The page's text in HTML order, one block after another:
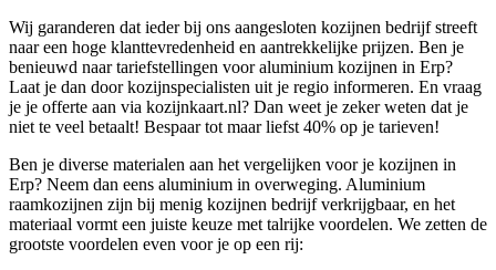
Wij garanderen dat ieder bij ons aangesloten kozijnen bedrijf streeft
naar een hoge klanttevredenheid en aantrekkelijke prijzen. Ben je
benieuwd naar tariefstellingen voor aluminium kozijnen in Erp?
Laat je dan door kozijnspecialisten uit je regio informeren. En vraag
je je offerte aan via kozijnkaart.nl? Dan weet je zeker weten dat je
niet te veel betaalt! Bespaar tot maar liefst 40% op je tarieven!
Ben je diverse materialen aan het vergelijken voor je kozijnen in
Erp? Neem dan eens aluminium in overweging. Aluminium
raamkozijnen zijn bij menig kozijnen bedrijf verkrijgbaar, en het
materiaal vormt een juiste keuze met talrijke voordelen. We zetten de
grootste voordelen even voor je op een rij: